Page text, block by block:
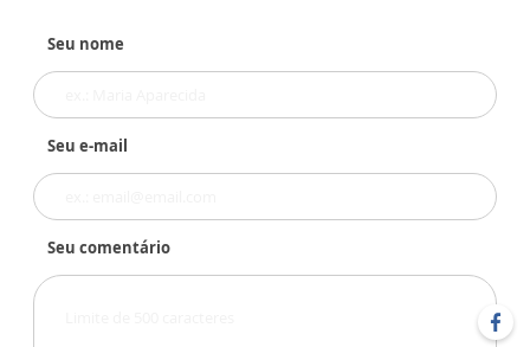
Seu nome
Seu e-mail
Seu comentário